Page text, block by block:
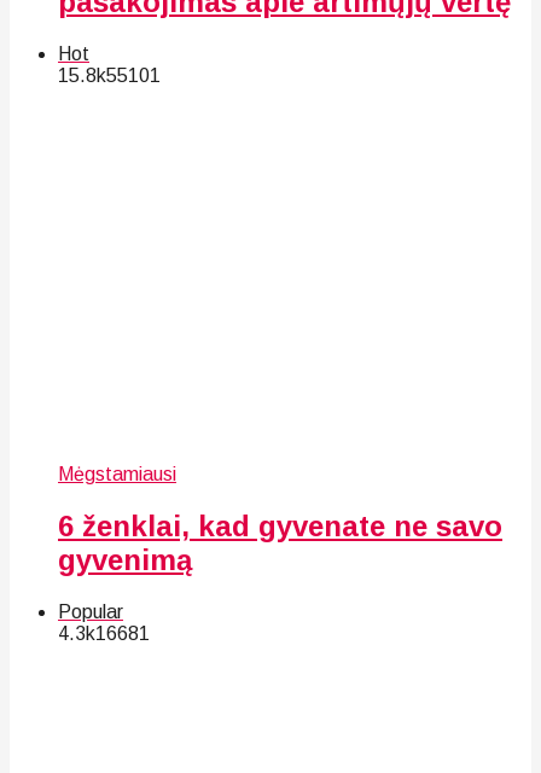
Hot
15.8k55101
Mėgstamiausi
6 ženklai, kad gyvenate ne savo
gyvenimą
Popular
4.3k16681